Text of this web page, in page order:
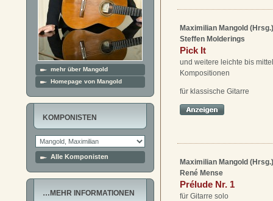
mehr über Mangold
Homepage von Mangold
KOMPONISTEN
Alle Komponisten
…MEHR INFORMATIONEN
Maximilian Mangold (Hrsg.)
Steffen Molderings
Pick It
und weitere leichte bis
Kompositionen
für klassische Gitarre
Maximilian Mangold (Hrsg.)
René Mense
Prélude Nr. 1
für Gitarre solo